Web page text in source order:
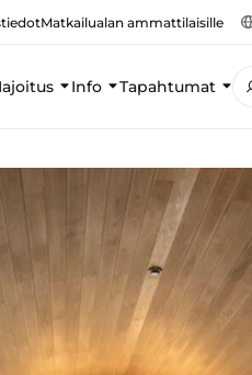
Matkailualan ammattilaisille
Info Tapahtumat